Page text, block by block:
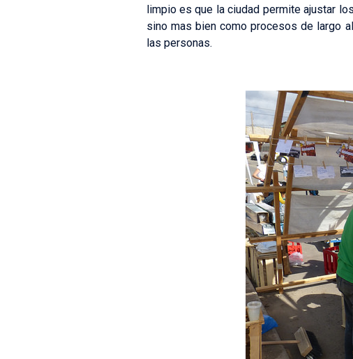
limpio es que la ciudad permite ajustar
sino mas bien como procesos de largo
las personas.